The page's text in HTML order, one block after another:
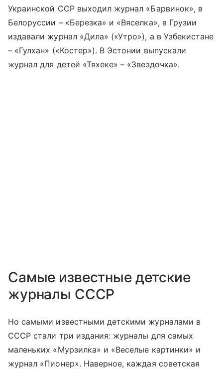
Украинской ССР выходил журнал «Барвинок», в
Белоруссии – «Березка» и «Вяселка», в Грузии
издавали журнал «Дила» («Утро»), а в Узбекистане
– «Гулхан» («Костер»). В Эстонии выпускали
журнал для детей «Тяхеке» – «Звездочка».
Самые известные детские
журналы СССР
Но самыми известными детскими журналами в
СССР стали три издания: журналы для самых
маленьких «Мурзилка» и «Веселые картинки» и
журнал «Пионер». Наверное, каждая советская